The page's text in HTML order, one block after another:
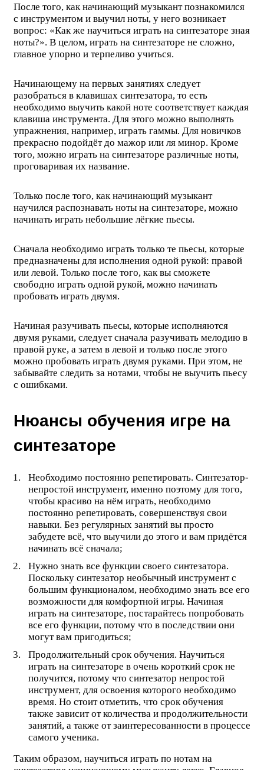
После того, как начинающий музыкант познакомился
с инструментом и выучил ноты, у него возникает
вопрос: «Как же научиться играть на синтезаторе зная
ноты?». В целом, играть на синтезаторе не сложно,
главное упорно и терпеливо учиться.
Начинающему на первых занятиях следует
разобраться в клавишах синтезатора, то есть
необходимо выучить какой ноте соответствует каждая
клавиша инструмента. Для этого можно выполнять
упражнения, например, играть гаммы. Для новичков
прекрасно подойдёт до мажор или ля минор. Кроме
того, можно играть на синтезаторе различные ноты,
проговаривая их название.
Только после того, как начинающий музыкант
научился распознавать ноты на синтезаторе, можно
начинать играть небольшие лёгкие пьесы.
Сначала необходимо играть только те пьесы, которые
предназначены для исполнения одной рукой: правой
или левой. Только после того, как вы сможете
свободно играть одной рукой, можно начинать
пробовать играть двумя.
Начиная разучивать пьесы, которые исполняются
двумя руками, следует сначала разучивать мелодию в
правой руке, а затем в левой и только после этого
можно пробовать играть двумя руками. При этом, не
забывайте следить за нотами, чтобы не выучить пьесу
с ошибками.
Нюансы обучения игре на
синтезаторе
Необходимо постоянно репетировать. Синтезатор-
непростой инструмент, именно поэтому для того,
чтобы красиво на нём играть, необходимо
постоянно репетировать, совершенствуя свои
навыки. Без регулярных занятий вы просто
забудете всё, что выучили до этого и вам придётся
начинать всё сначала;
Нужно знать все функции своего синтезатора.
Поскольку синтезатор необычный инструмент с
большим функционалом, необходимо знать все его
возможности для комфортной игры. Начиная
играть на синтезаторе, постарайтесь попробовать
все его функции, потому что в последствии они
могут вам пригодиться;
Продолжительный срок обучения. Научиться
играть на синтезаторе в очень короткий срок не
получится, потому что синтезатор непростой
инструмент, для освоения которого необходимо
время. Но стоит отметить, что срок обучения
также зависит от количества и продолжительности
занятий, а также от заинтересованности в процессе
самого ученика.
Таким образом, научиться играть по нотам на